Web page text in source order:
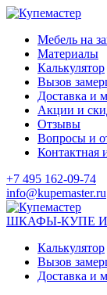
Мебель на
Материалы
Калькулятор
Вызов
Доставка и
Акции и
Отзывы
Вопросы и
Контактная
+7 495 162-09-74
info@kupemaster.ru
ШКАФЫ-КУПЕ И
Калькулятор
Вызов
Доставка и